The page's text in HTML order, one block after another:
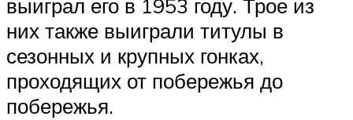
выиграл его в 1953 году. Трое из
них также выиграли титулы в
сезонных и крупных гонках,
проходящих от побережья до
побережья.